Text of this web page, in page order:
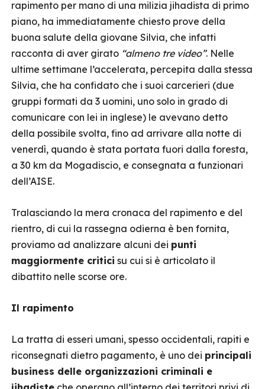
rapimento per mano di una milizia jihadista di primo
piano, ha immediatamente chiesto prove della
buona salute della giovane Silvia, che infatti
racconta di aver girato “almeno tre video”. Nelle
ultime settimane l’accelerata, percepita dalla stessa
Silvia, che ha confidato che i suoi carcerieri (due
gruppi formati da 3 uomini, uno solo in grado di
comunicare con lei in inglese) le avevano detto
della possibile svolta, fino ad arrivare alla notte di
venerdì, quando è stata portata fuori dalla foresta,
a 30 km da Mogadiscio, e consegnata a funzionari
dell’AISE.
Tralasciando la mera cronaca del rapimento e del
rientro, di cui la rassegna odierna è ben fornita,
proviamo ad analizzare alcuni dei punti
maggiormente critici su cui si è articolato il
dibattito nelle scorse ore.
Il rapimento
La tratta di esseri umani, spesso occidentali, rapiti e
riconsegnati dietro pagamento, è uno dei principali
business delle organizzazioni criminali e